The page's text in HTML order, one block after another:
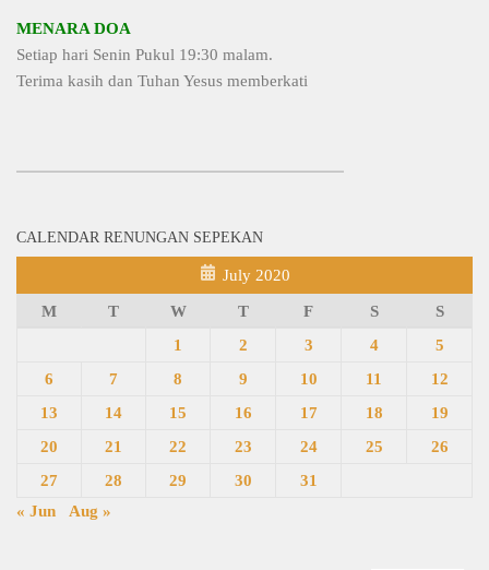
MENARA DOA
Setiap hari Senin Pukul 19:30 malam.
Terima kasih dan Tuhan Yesus memberkati
CALENDAR RENUNGAN SEPEKAN
July 2020
M T W T F S
S
1
2 3 4
5
6
7 8 9 10 11
12
13
14 15 16 17 18
19
20
21 22 23 24 25
26
27
28 29 30
31
« Jun
Aug »